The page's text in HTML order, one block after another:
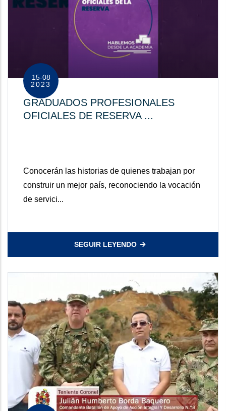
15-08
2023
GRADUADOS PROFESIONALES
OFICIALES DE RESERVA ...
Conocerán las historias de quienes trabajan por
construir un mejor país, reconociendo la vocación
de servici...
SEGUIR LEYENDO